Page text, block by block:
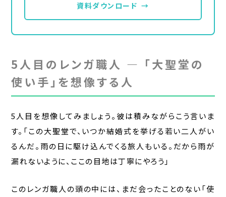
資料ダウンロード →
5人目のレンガ職人 — 「大聖堂の
使い手」を想像する人
5人目を想像してみましょう。彼は積みながらこう言いま
す。「この大聖堂で、いつか結婚式を挙げる若い二人がい
るんだ。雨の日に駆け込んでくる旅人もいる。だから雨が
漏れないように、ここの目地は丁寧にやろう」
このレンガ職人の頭の中には、まだ会ったことのない「使